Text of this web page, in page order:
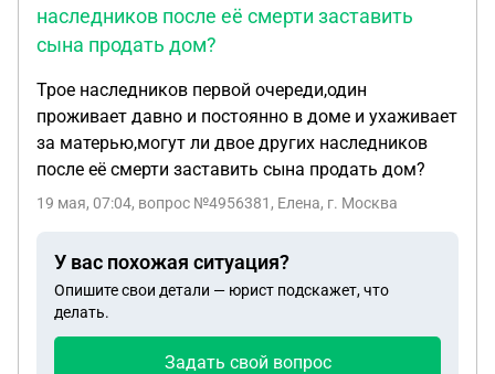
наследников после её смерти заставить
сына продать дом?
Трое наследников первой очереди,один
проживает давно и постоянно в доме и ухаживает
за матерью,могут ли двое других наследников
после её смерти заставить сына продать дом?
19 мая, 07:04, вопрос №4956381, Елена, г. Москва
У вас похожая ситуация?
Опишите свои детали — юрист подскажет, что
делать.
Задать свой вопрос